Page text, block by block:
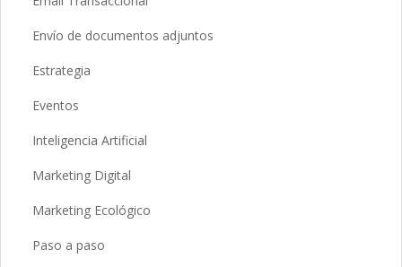
Envío de documentos adjuntos
Estrategia
Eventos
Inteligencia Artificial
Marketing Digital
Marketing Ecológico
Paso a paso